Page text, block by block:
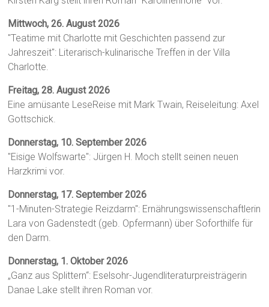
Mittwoch, 26. August 2026
"Teatime mit Charlotte mit Geschichten passend zur
Jahreszeit": Literarisch-kulinarische Treffen in der Villa
Charlotte.
Freitag, 28. August 2026
Eine amüsante LeseReise mit Mark Twain, Reiseleitung: Axel
Gottschick.
Donnerstag, 10. September 2026
"Eisige Wolfswarte": Jürgen H. Moch stellt seinen neuen
Harzkrimi vor.
Donnerstag, 17. September 2026
"1-Minuten-Strategie Reizdarm": Ernährungswissenschaftlerin
Lara von Gadenstedt (geb. Opfermann) über Soforthilfe für
den Darm.
Donnerstag, 1. Oktober 2026
„Ganz aus Splittern“: Eselsohr-Jugendliteraturpreisträgerin
Danae Lake stellt ihren Roman vor.